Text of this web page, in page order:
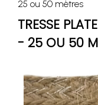
25 ou 50 mètres
TRESSE
- 25 OU 50